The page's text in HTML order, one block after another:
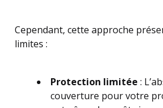
Cependant, cette approche
limites :
Protection limitée :
couverture pour votre